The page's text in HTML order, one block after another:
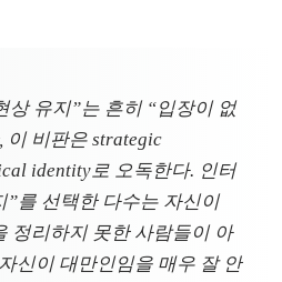
상 유지”는 흔히 “입장이 없
이 비판은 strategic
identity로 오독한다. 인터
”를 선택한 다수는 자신이
정리하지 못한 사람들이 아
신이 대만인임을 매우 잘 안